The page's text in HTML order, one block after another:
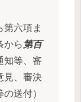
六項ま
から 第百
知等、審
見、審決
送付）